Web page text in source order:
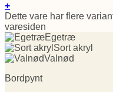
+
Dette vare har flere
varesiden
Egetræ
Sort akryl
Valnød
Bordpynt